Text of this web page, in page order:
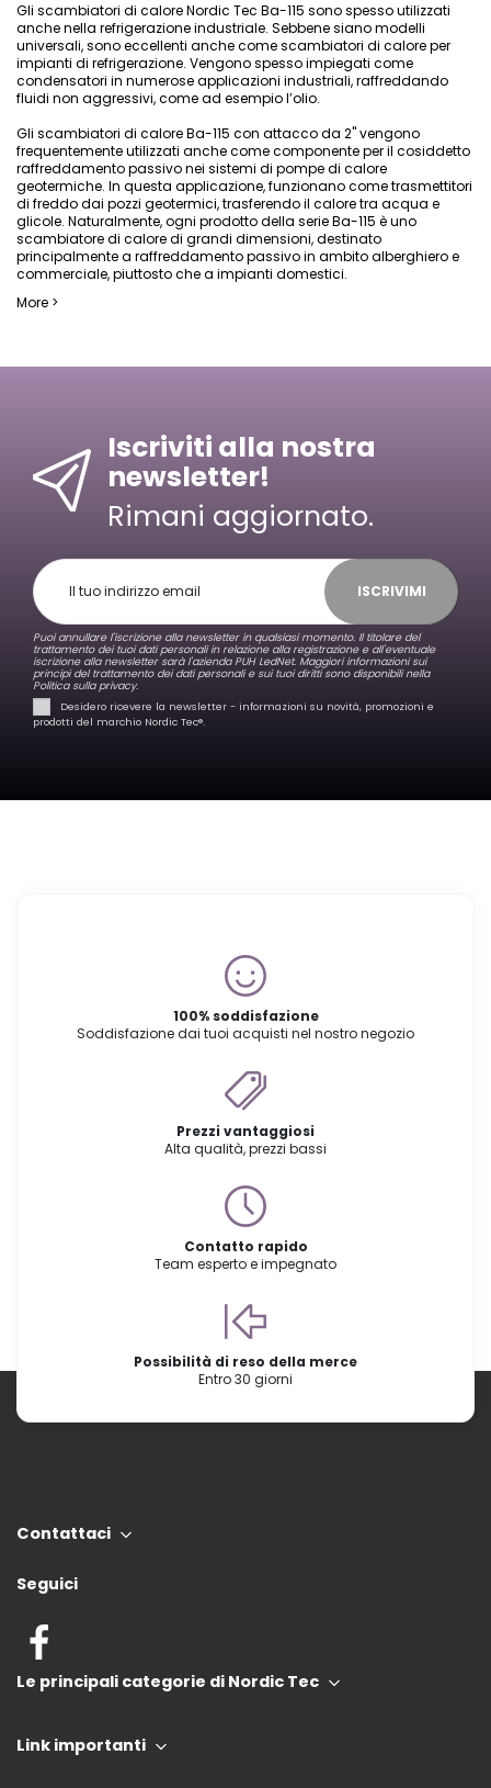
Gli scambiatori di calore Nordic Tec Ba-115 sono spesso utilizzati
anche nella refrigerazione industriale. Sebbene siano modelli
universali, sono eccellenti anche come scambiatori di calore per
impianti di refrigerazione. Vengono spesso impiegati come
condensatori in numerose applicazioni industriali, raffreddando
fluidi non aggressivi, come ad esempio l’olio.
Gli scambiatori di calore Ba-115 con attacco da 2" vengono
frequentemente utilizzati anche come componente per il cosiddetto
raffreddamento passivo nei sistemi di pompe di calore
geotermiche. In questa applicazione, funzionano come trasmettitori
di freddo dai pozzi geotermici, trasferendo il calore tra acqua e
glicole. Naturalmente, ogni prodotto della serie Ba-115 è uno
scambiatore di calore di grandi dimensioni, destinato
principalmente a raffreddamento passivo in ambito alberghiero e
commerciale, piuttosto che a impianti domestici.
More >
Iscriviti alla nostra
newsletter!
Rimani aggiornato.
ISCRIVIMI
Puoi annullare l'iscrizione alla newsletter in qualsiasi momento. Il titolare del
trattamento dei tuoi dati personali in relazione alla registrazione e all'eventuale
iscrizione alla newsletter sarà l'azienda PUH LedNet. Maggiori informazioni sui
principi del trattamento dei dati personali e sui tuoi diritti sono disponibili nella
Politica sulla privacy.
Desidero ricevere la newsletter - informazioni su novità, promozioni e
prodotti del marchio Nordic Tec®️.
100% soddisfazione
Soddisfazione dai tuoi acquisti nel nostro negozio
Prezzi vantaggiosi
Alta qualità, prezzi bassi
Contatto rapido
Team esperto e impegnato
Possibilità di reso della merce
Entro 30 giorni
Contattaci
Seguici
Le principali categorie di Nordic Tec
Link importanti